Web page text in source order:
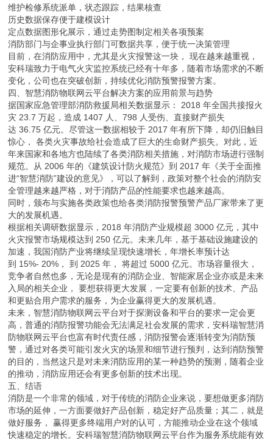
维护检修系统派单，状态跟踪，结果核查
历史数据保存便于建模设计
定点数据图形化展示，通过走势图制定相关各项预案
消防部门与企事业执行部门可数据共享，便于统一决策管理
目前，在消防应用中，尤其是火灾报警这一块， 现在越来越重视，
安科瑞致力于电气火灾监控系统已经有十年多，随着市场需求的不断
变化，公司也在突破创新，持续优化消防预警报警方案。
四、智慧消防物联网云平台解决方案的应用前景与趋势
据国家应急管理部消防救援局相关数据显示： 2018 年全国共接报火
灾 23.7 万起，造成 1407 人、798 人受伤、直接财产损失
达 36.75 亿元。尽管这一数据相较于 2017 年有所下降，却仍旧触目
惊心， 各类火灾事故给社会造成了巨大的生命财产损失。对此，近
年来国家和各地方也陆续了各类消防相关措施，对消防市场进行强制
规范。从 2006 年的《建筑设计防火规范》到 2017 年《关于全面推
进“智慧消防”建设的意见》，可以了解到，政策对整个社会的消防安
全管理越来越严格，对于消防产品的性能要求也越来越高。
同时，颁布与实施各类政策也给各类消防报警预警产品厂家带来了更
大的发展机遇。
根据相关调研数据显示，2018 年消防产业规模超 3000 亿元，其中
火灾报警市场规模达到 250 亿元。未来几年，基于基础设施建设的
加速，我国消防产业将继续呈现快速增长，年增长率预计达
到 15%- 20%， 到 2025 年， 将超过 5000 亿元。市场容量很大，
竞争者自然也多，无论是现有的消防企业、智能家居企业亦或是未来
入局的相关企业， 要想获得更大发展，一定要有创新的技术、产品
和更贴合用户需求的服务，为企业赢得更大的发展机遇。
未来，智慧消防物联网云平台对于探测设备和平台的要求一定会更
高，普通的消防报警功能会无法满足社会发展的需求，安科瑞智慧消
防物联网云平台也富有时代责任感，消防报警会逐渐转变为消防预
警，通过对各类可能引发火灾的场景和细节进行预判，达到消防预警
的目的，当然这只是对未来消防应用的某一种趋势的预测，随着企业
的推动，消防应用还会有更多创新的技术出现。
五、结语
消防是一个非常的领域，对于传统的消防企业来说，要想做更多消防
市场的延伸，一方面要做好产品创新，稳定好产品质量；其二，就是
做好服务， 赢得更多终端用户对的认可，方能推动企业在这个领域
快速稳定的增长。安科瑞智慧消防物联网云平台作为服务系统能有效